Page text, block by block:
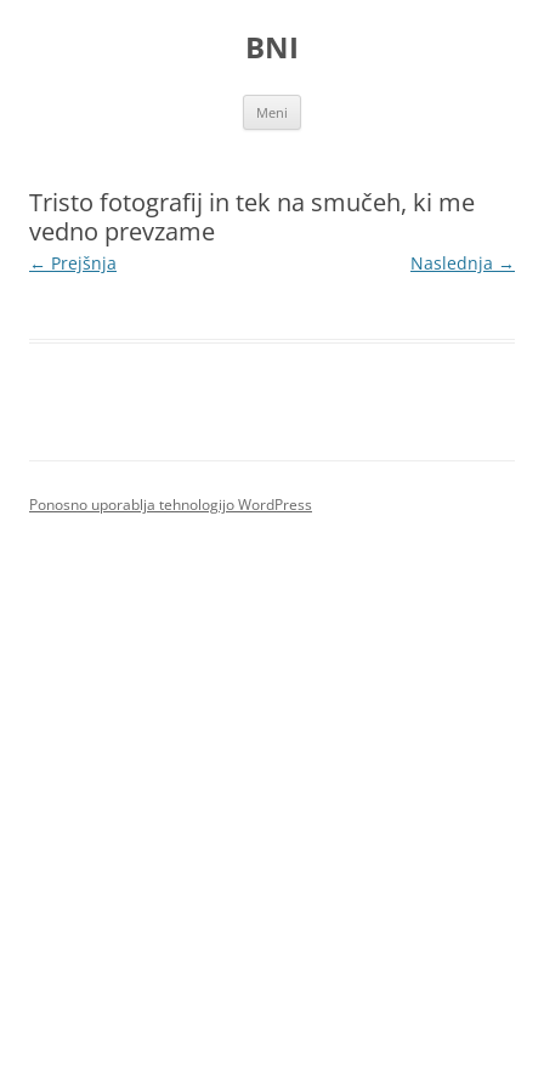
BNI
Meni
Tristo fotografij in tek na smučeh, ki me
vedno prevzame
← Prejšnja Naslednja →
Ponosno uporablja tehnologijo WordPress